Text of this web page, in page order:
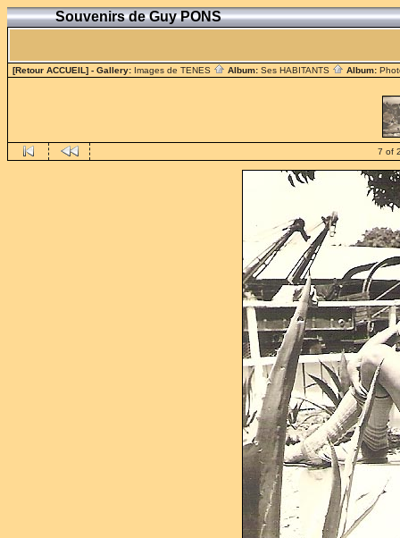
Souvenirs de Guy PONS
[Retour ACCUEIL] - Gallery: Images de TENES Album: Ses HABITANTS Album:
7 of